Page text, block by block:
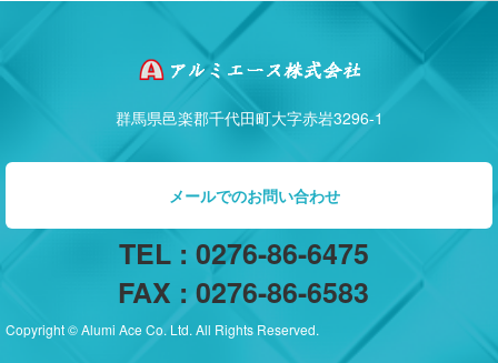
群馬県邑楽郡千代田町大字赤岩3296-1
メールでのお問い合わせ
TEL : 0276-86-6475
FAX : 0276-86-6583
Copyright © Alumi Ace Co. Ltd. All Rights Reserved.